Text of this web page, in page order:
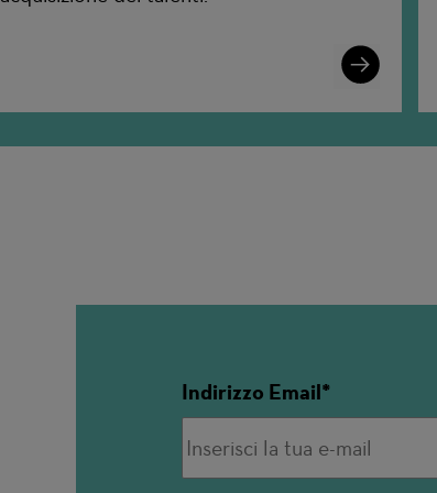
Learn
More
Indirizzo Email